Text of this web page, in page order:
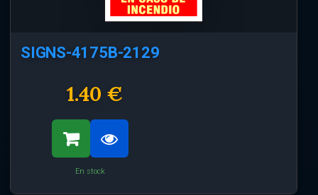
SIGNS-4175B-2129
1.40 €
En stock